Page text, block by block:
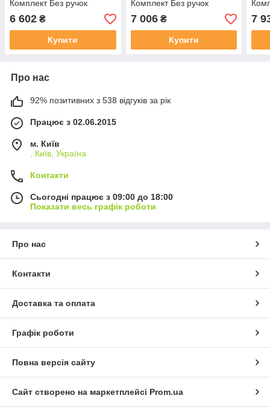
Комплект Без ручок
6 602 ₴
Купити
Комплект Без ручок
7 006₴
Купити
7
Про нас
92% позитивних з 538 відгуків за рік
Працює з 02.06.2015
м. Київ
, Київ, Україна
Контакти
Сьогодні працює з 09:00 до 18:00
Показати весь графік роботи
Про нас
Контакти
Доставка та оплата
Графік роботи
Повна версія сайту
Сайт створено на маркетплейсі Prom.ua